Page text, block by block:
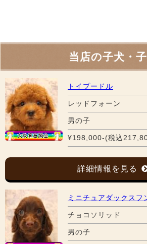
当店の子犬・
トイプードル
レッドフォーン
男の子
¥198,000-(税込
詳細情報を見る
ミニチュアダックスフ
チョコソリッド
男の子